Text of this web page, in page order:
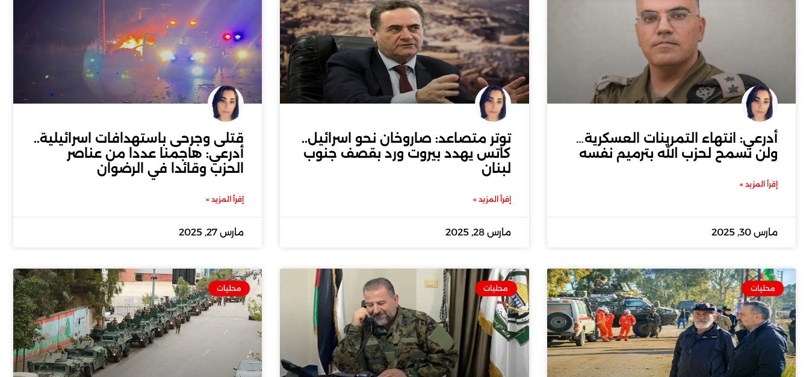
أدرعي: انتهاء التمرينات العسكرية…
ولن نسمح لحزب الله بترميم نفسه
إقرأ المزيد »
مارس 30, 2025
توتر متصاعد: صاروخان نحو اسرائيل..
كاتس يهدد بيروت ورد بقصف جنوب
لبنان
إقرأ المزيد »
مارس 28, 2025
قتلى وجرحى باستهدافات اسرائيلية..
أدرعي: هاجمنا عددا من عناصر
الحزب وقائدا في الرضوان
إقرأ المزيد »
مارس 27, 2025
محليات محليات محليات